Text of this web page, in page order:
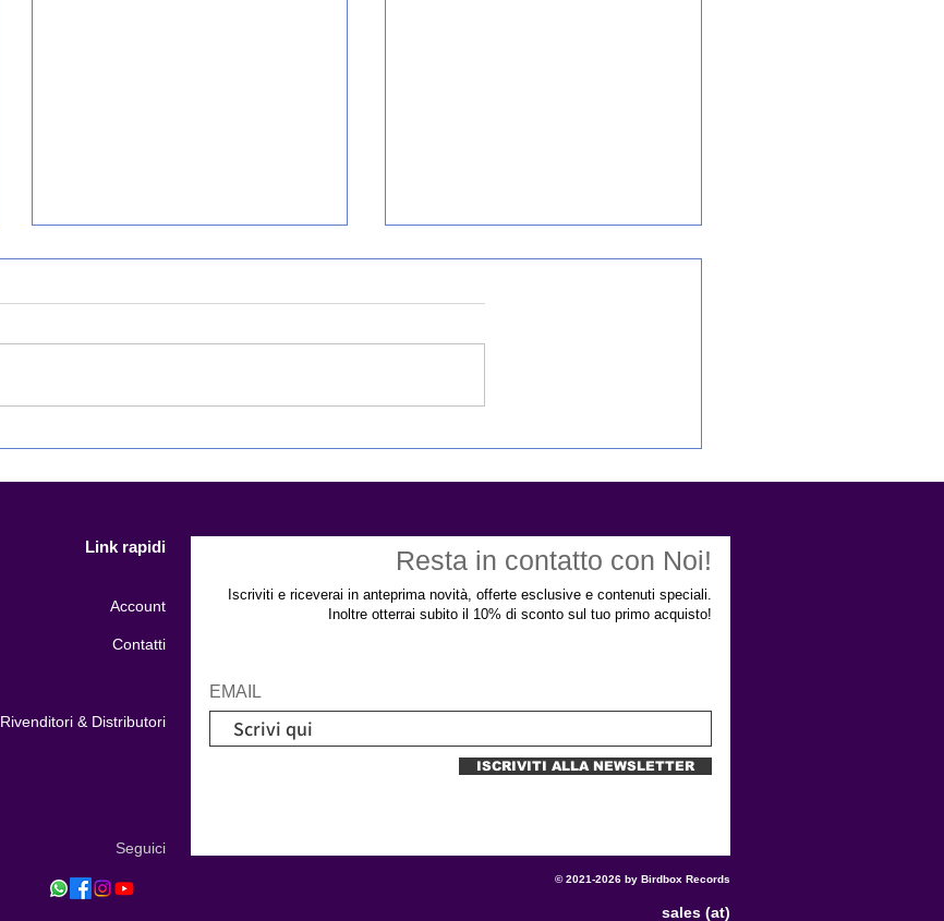
il nuovo album analogico ai
Bluemoon House
Link rapidi
Account
Contatti
Rivenditori & Distributori
Seguici
Resta in contatto con Noi!
Iscriviti e riceverai in anteprima novità, offerte esclusive e contenuti speciali.
Inoltre otterrai subito il 10% di sconto sul tuo primo acquisto!
EMAIL
ISCRIVITI ALLA NEWSLETTER
© 2021-2026 by Birdbox Records
sales (at)